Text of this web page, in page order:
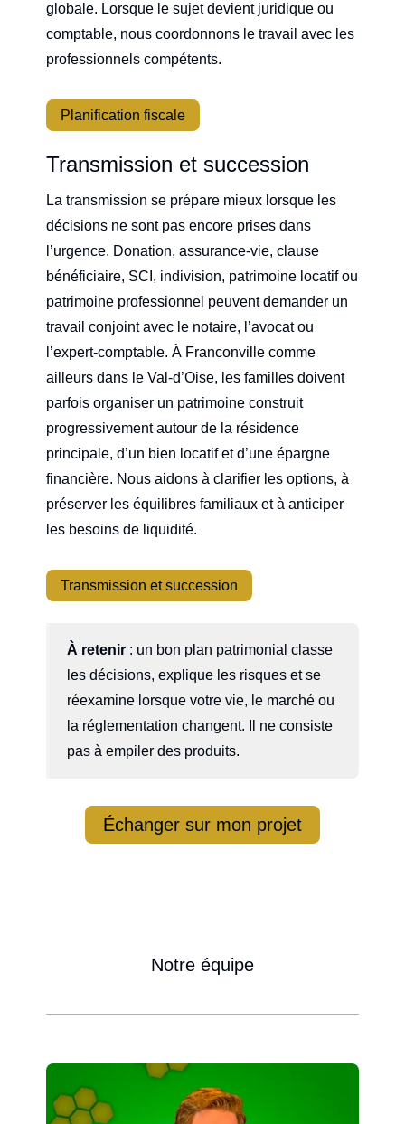
globale. Lorsque le sujet devient juridique ou
comptable, nous coordonnons le travail avec les
professionnels compétents.
Planification fiscale
Transmission et succession
La transmission se prépare mieux lorsque les
décisions ne sont pas encore prises dans
l’urgence. Donation, assurance-vie, clause
bénéficiaire, SCI, indivision, patrimoine locatif ou
patrimoine professionnel peuvent demander un
travail conjoint avec le notaire, l’avocat ou
l’expert-comptable. À Franconville comme
ailleurs dans le Val-d’Oise, les familles doivent
parfois organiser un patrimoine construit
progressivement autour de la résidence
principale, d’un bien locatif et d’une épargne
financière. Nous aidons à clarifier les options, à
préserver les équilibres familiaux et à anticiper
les besoins de liquidité.
Transmission et succession
À retenir : un bon plan patrimonial classe
les décisions, explique les risques et se
réexamine lorsque votre vie, le marché ou
la réglementation changent. Il ne consiste
pas à empiler des produits.
Échanger sur mon projet
Notre équipe